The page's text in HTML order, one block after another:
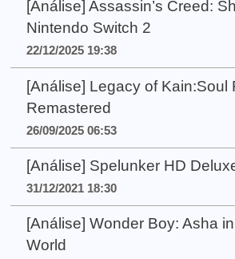
[Análise] Assassin’s Creed:
Nintendo Switch 2
22/12/2025 19:38
[Análise] Legacy of Kain:Soul
Remastered
26/09/2025 06:53
[Análise] Spelunker HD
31/12/2021 18:30
[Análise] Wonder Boy: Asha
World